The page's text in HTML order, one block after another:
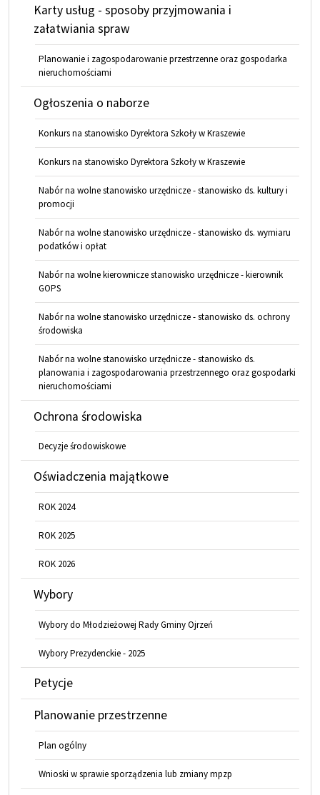
Karty usług - sposoby przyjmowania i
załatwiania spraw
Planowanie i zagospodarowanie przestrzenne oraz gospodarka
nieruchomościami
Ogłoszenia o naborze
Konkurs na stanowisko Dyrektora Szkoły w Kraszewie
Konkurs na stanowisko Dyrektora Szkoły w Kraszewie
Nabór na wolne stanowisko urzędnicze - stanowisko ds. kultury i
promocji
Nabór na wolne stanowisko urzędnicze - stanowisko ds. wymiaru
podatków i opłat
Nabór na wolne kierownicze stanowisko urzędnicze - kierownik
GOPS
Nabór na wolne stanowisko urzędnicze - stanowisko ds. ochrony
środowiska
Nabór na wolne stanowisko urzędnicze - stanowisko ds.
planowania i zagospodarowania przestrzennego oraz gospodarki
nieruchomościami
Ochrona środowiska
Decyzje środowiskowe
Oświadczenia majątkowe
ROK 2024
ROK 2025
ROK 2026
Wybory
Wybory do Młodzieżowej Rady Gminy Ojrzeń
Wybory Prezydenckie - 2025
Petycje
Planowanie przestrzenne
Plan ogólny
Wnioski w sprawie sporządzenia lub zmiany mpzp